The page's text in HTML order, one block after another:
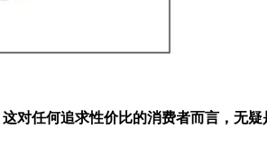
对任何追求性价比的消费者而言，无疑